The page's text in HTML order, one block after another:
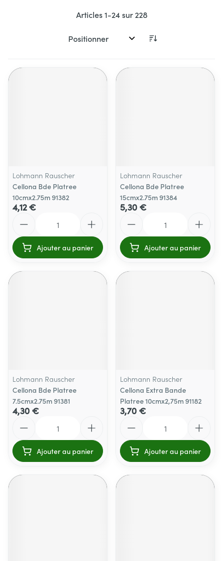
Articles1-24sur 228
Trier par:
Lohmann Rauscher
Cellona Bde Platree
10cmx2.75m 91382
4,12 €
Ajouter au panier
Lohmann Rauscher
Cellona Bde Platree
15cmx2.75m 91384
5,30 €
Ajouter au panier
Lohmann Rauscher
Cellona Bde Platree
7.5cmx2.75m 91381
4,30 €
Ajouter au panier
Lohmann Rauscher
Cellona Extra Bande
Platree 10cmx2,75m 91182
3,70 €
Ajouter au panier